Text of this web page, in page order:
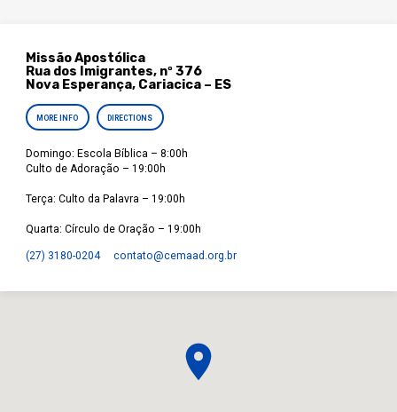
Missão Apostólica
Rua dos Imigrantes, nº 376
Nova Esperança, Cariacica – ES
MORE INFO DIRECTIONS
Domingo: Escola Bíblica – 8:00h
Culto de Adoração – 19:00h
Terça: Culto da Palavra – 19:00h
Quarta: Círculo de Oração – 19:00h
(27) 3180-0204 contato​@cemaad.org.br